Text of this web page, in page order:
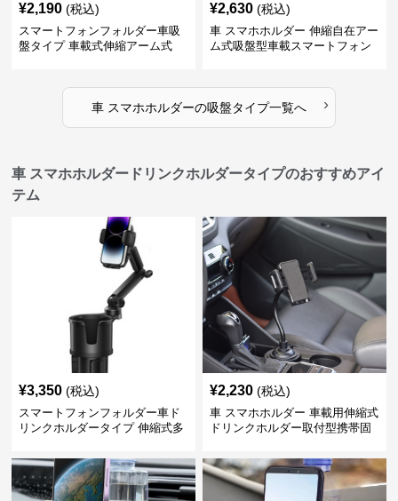
¥2,190 (税込)
スマートフォンフォルダー車吸
盤タイプ 車載式伸縮アーム式
¥2,630 (税込)
車 スマホホルダー 伸縮自在アー
ム式吸盤型車載スマートフォン
車 スマホホルダーの吸盤タイプ一覧へ ›
車 スマホホルダードリンクホルダータイプのおすすめアイ
テム
¥3,350 (税込)
スマートフォンフォルダー車ド
リンクホルダータイプ 伸縮式多
¥2,230 (税込)
車 スマホホルダー 車載用伸縮式
ドリンクホルダー取付型携帯固